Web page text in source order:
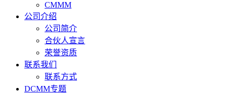
CMMM
公司介绍
公司简介
合伙人宣言
荣誉资质
联系我们
联系方式
DCMM专题